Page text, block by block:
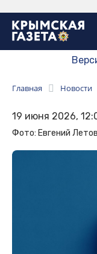
Главная Новости
19 июня 2026,
Фото: Евгений Летов